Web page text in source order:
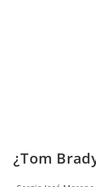
¿Tom